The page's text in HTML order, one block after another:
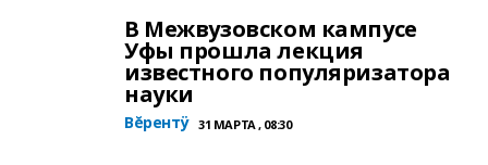
В Межвузовском кампусе
Уфы прошла лекция
известного популяризатора
науки
Вĕрентÿ 31 МАРТА , 08:30